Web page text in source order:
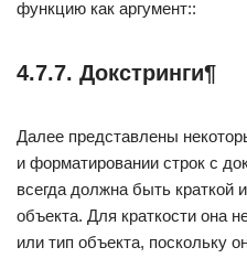
функцию как аргумент::
4.7.7. Докстринги¶
Далее представлены
и форматировании строк с
всегда должна быть краткой
объекта. Для краткости она
или тип объекта, поскольку